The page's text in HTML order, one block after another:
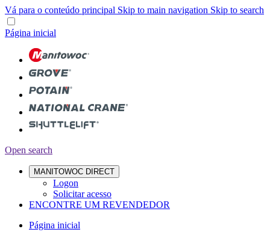
Vá para o conteúdo principal Skip to main navigation Skip to search
Página inicial
Open search
MANITOWOC DIRECT
Logon
Solicitar acesso
ENCONTRE UM REVENDEDOR
Página inicial